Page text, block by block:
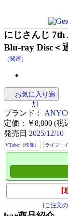
にじさんじ
Blu-ray Disc＜
（関連）
お気に入り追
加
ブランド：
定価：￥8,800 (税
発売日 2025/12/10
VTuber（映像） ライブ・
【
[ご注文